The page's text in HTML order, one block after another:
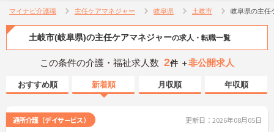
マイナビ介護職 主任ケアマネジャー 岐阜県 土岐市 岐阜県の主任
土岐市(岐阜県)の主任ケアマネジャーの求人・転職一覧
この条件の介護・福祉求人数 2件 ＋非公開求人
おすすめ順 新着順 月収順 年収順
通所介護（デイサービス） 更新日：2026年08月05日